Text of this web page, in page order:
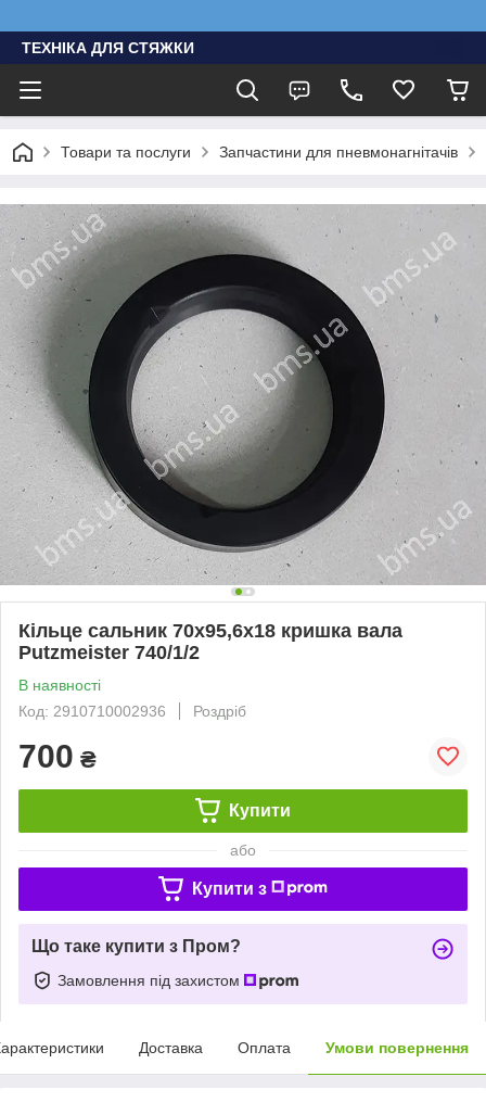
ТЕХНІКА ДЛЯ СТЯЖКИ
Товари та послуги Запчастини для пневмонагнітачів
Кільце сальник 70х95,6х18 кришка вала
Putzmeister 740/1/2
В наявності
Код: 2910710002936
Роздріб
700 ₴
Купити
або
Купити з
Що таке купити з Пром?
Замовлення під захистом
Доставка Оплата Умови повернення